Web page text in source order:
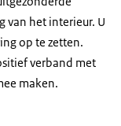
producten mogen
speciaalzaak
zich in een
van het interieur. U
op te zetten.
verband met
maken.